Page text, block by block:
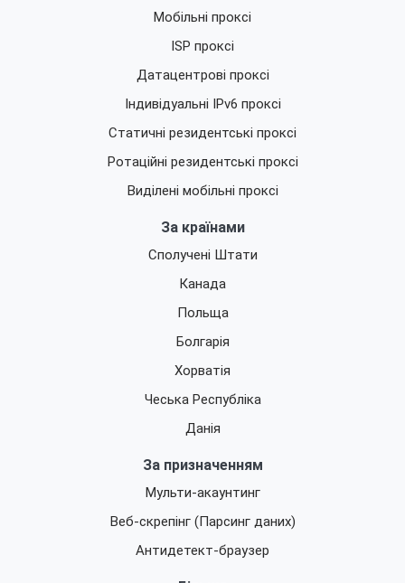
Мобільні проксі
ISP проксі
Датацентрові проксі
Індивідуальні IPv6 проксі
Статичні резидентські проксі
Ротаційні резидентські проксі
Виділені мобільні проксі
За країнами
Сполучені Штати
Канада
Польща
Болгарія
Хорватія
Чеська Республіка
Данія
За призначенням
Мульти-акаунтинг
Веб-скрепінг (Парсинг даних)
Антидетект-браузер